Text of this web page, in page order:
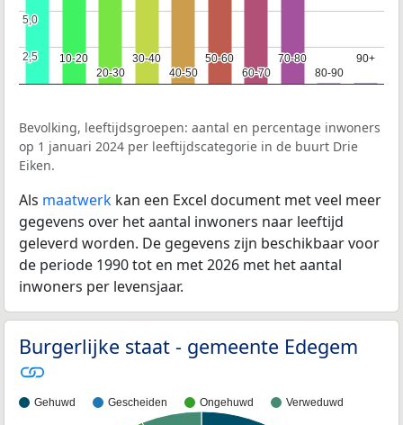
10-20
10-20
20-30
20-30
30-40
30-40
40-50
40-50
50-60
50-60
60-70
60-70
70-80
70-80
80-90
80-90
90+
90+
2,5
2,5
5,0
5,0
Bevolking, leeftijdsgroepen: aantal en percentage inwoners
op 1 januari 2024 per leeftijdscategorie in de buurt Drie
Eiken.
Als maatwerk kan een Excel document met veel meer
gegevens over het aantal inwoners naar leeftijd
geleverd worden. De gegevens zijn beschikbaar voor
de periode 1990 tot en met 2026 met het aantal
inwoners per levensjaar.
Burgerlijke staat - gemeente Edegem
Gehuwd Gescheiden Ongehuwd Verweduwd